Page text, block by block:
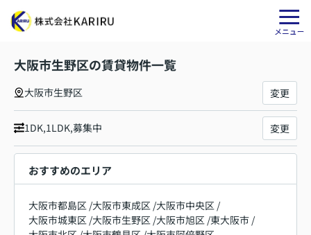
大阪市生野区の賃貸物件一覧
大阪市生野区 変更
1DK,1LDK,募集中 変更
おすすめのエリア
大阪市都島区 /大阪市東成区 /大阪市中央区 /
大阪市城東区 /大阪市生野区 /大阪市旭区 /東大阪市 /